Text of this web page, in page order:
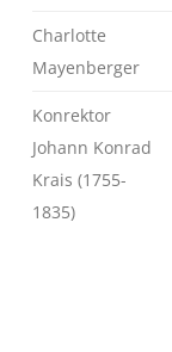
Charlotte
Mayenberger
Konrektor
Johann Konrad
Krais (1755-
1835)